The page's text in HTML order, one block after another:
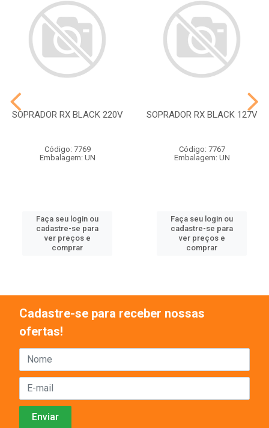
SOPRADOR RX BLACK 220V
Código: 7769
Embalagem: UN
Faça seu login ou
cadastre-se para
ver preços e
comprar
SOPRADOR RX BLACK 127V
Código: 7767
Embalagem: UN
Faça seu login ou
cadastre-se para
ver preços e
comprar
Cadastre-se para receber nossas
ofertas!